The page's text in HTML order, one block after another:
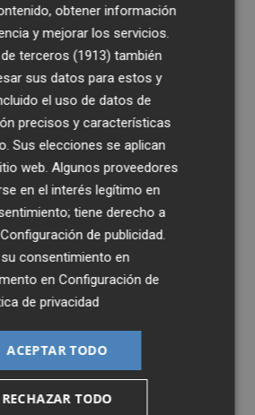
obtener información
y mejorar los servicios.
terceros (1913) también
sus datos para estos y
el uso de datos de
precisos y características
Sus elecciones se aplican
web. Algunos proveedores
en el interés legítimo en
tiene derecho a
Configuración de publicidad.
consentimiento en
enConfiguración de
de privacidad
ACEPTAR TODO
RECHAZAR TODO